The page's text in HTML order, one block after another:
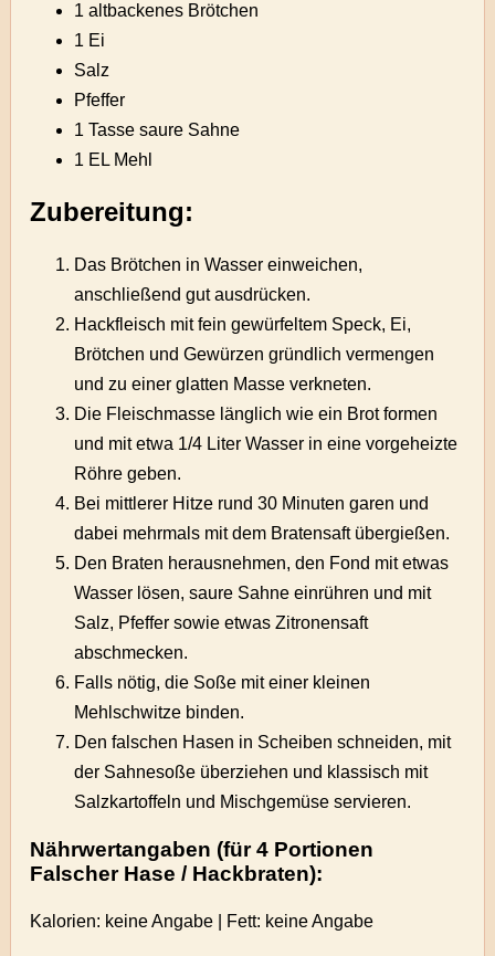
1 altbackenes Brötchen
1 Ei
Salz
Pfeffer
1 Tasse saure Sahne
1 EL Mehl
Zubereitung:
Das Brötchen in Wasser einweichen,
anschließend gut ausdrücken.
Hackfleisch mit fein gewürfeltem Speck, Ei,
Brötchen und Gewürzen gründlich vermengen
und zu einer glatten Masse verkneten.
Die Fleischmasse länglich wie ein Brot formen
und mit etwa 1/4 Liter Wasser in eine vorgeheizte
Röhre geben.
Bei mittlerer Hitze rund 30 Minuten garen und
dabei mehrmals mit dem Bratensaft übergießen.
Den Braten herausnehmen, den Fond mit etwas
Wasser lösen, saure Sahne einrühren und mit
Salz, Pfeffer sowie etwas Zitronensaft
abschmecken.
Falls nötig, die Soße mit einer kleinen
Mehlschwitze binden.
Den falschen Hasen in Scheiben schneiden, mit
der Sahnesoße überziehen und klassisch mit
Salzkartoffeln und Mischgemüse servieren.
Nährwertangaben (für 4 Portionen
Falscher Hase / Hackbraten):
Kalorien: keine Angabe | Fett: keine Angabe